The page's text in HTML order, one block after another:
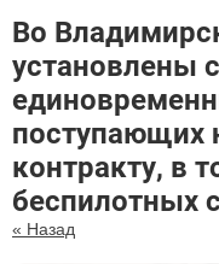
Во
установлены
поступающих
контракту, в
беспилотных
« Назад